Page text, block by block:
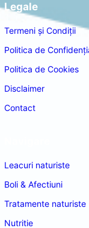
Legale
Termeni și Condiții
Politica de
Politica de Cookies
Disclaimer
Contact
Leacuri naturiste
Boli & Afectiuni
Tratamente naturiste
Nutritie